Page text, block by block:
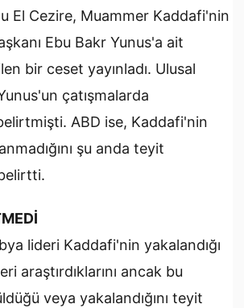
El Cezire, Muammer Kaddafi'nin
Ebu Bakr Yunus'a ait
bir ceset yayınladı. Ulusal
çatışmalarda
ABD ise, Kaddafi'nin
şu anda teyit
lideri Kaddafi'nin yakalandığı
araştırdıklarını ancak bu
veya yakalandığını teyit